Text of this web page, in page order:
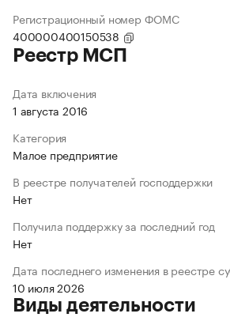
Регистрационный номер ФОМС
400000400150538
Реестр МСП
Дата включения
1 августа 2016
Категория
Малое предприятие
В реестре получателей господдержки
Нет
Получила поддержку за последний год
Нет
Дата последнего изменения в реестре
10 июля 2026
Виды деятельности